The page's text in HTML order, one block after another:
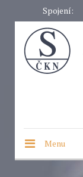
Spojení:
Menu